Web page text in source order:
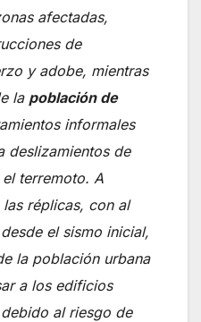
afectadas,
de
y adobe, mientras
la población de
informales
deslizamientos de
terremoto. A
réplicas, con al
el sismo inicial,
la población urbana
a los edificios
al riesgo de